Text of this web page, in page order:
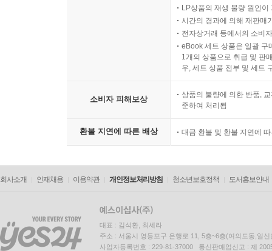
LP상품의 재생 불량 원인
시간의 경과에 의해 재판매
전자상거래 등에서의 소비
eBook 세트 상품은 일괄 구
1개의 상품으로 취급 및 판
우, 세트 상품 전부 및 세트
소비자 피해보상
상품의 불량에 의한 반품,
준하여 처리됨
환불 지연에 따른 배상 대금 환불 및 환불 지연에
회사소개 인재채용 이용약관 개인정보처리방침 청소년보호정책 도서홍보안내
대표 : 김석환, 최세라
주소 : 서울시 영등포구 은행로 11, 5층~6층(여의도동,일신
사업자등록번호 : 229-81-37000 통신판매업신고 : 제